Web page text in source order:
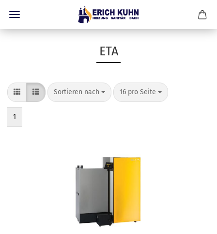
ETA
Sortieren nach
Sortieren nach 16 pro Seite
pro Seite
1